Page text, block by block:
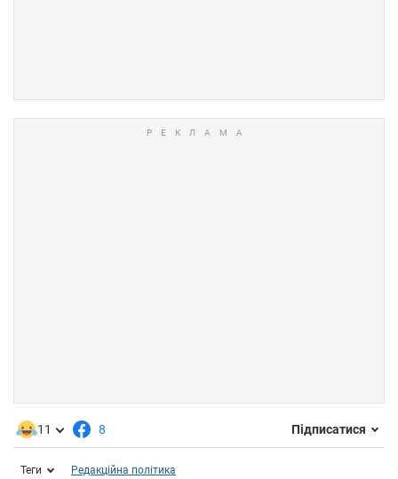
11 8 Підписатися
Теги Редакційна політика